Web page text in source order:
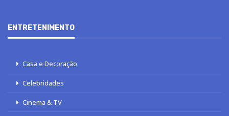
ENTRETENIMENTO
Casa e Decoração
Celebridades
Cinema & TV